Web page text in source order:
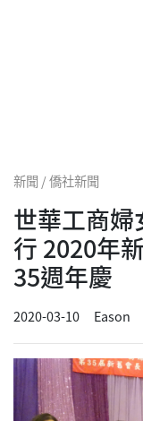
新聞 / 僑社新聞
世華工商
行 2020年
35週年慶
2020-03-10 Eason